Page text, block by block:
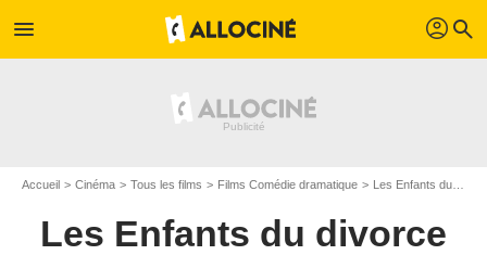
menu profil search
Accueil Cinéma Tous les films Films Comédie dramatique Les Enfants du divorce
Les Enfants du divorce